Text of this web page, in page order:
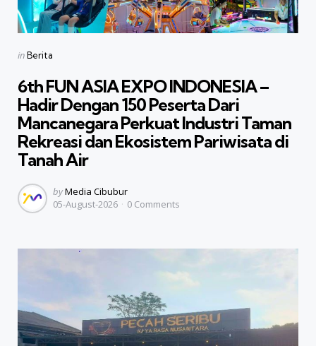
Categories
Posted
inBerita
6th FUN ASIA EXPO INDONESIA –
Hadir Dengan 150 Peserta Dari
Mancanegara Perkuat Industri Taman
Rekreasi dan Ekosistem Pariwisata di
Tanah Air
Posted
by
byMedia Cibubur
05-August-2026
0 Comments